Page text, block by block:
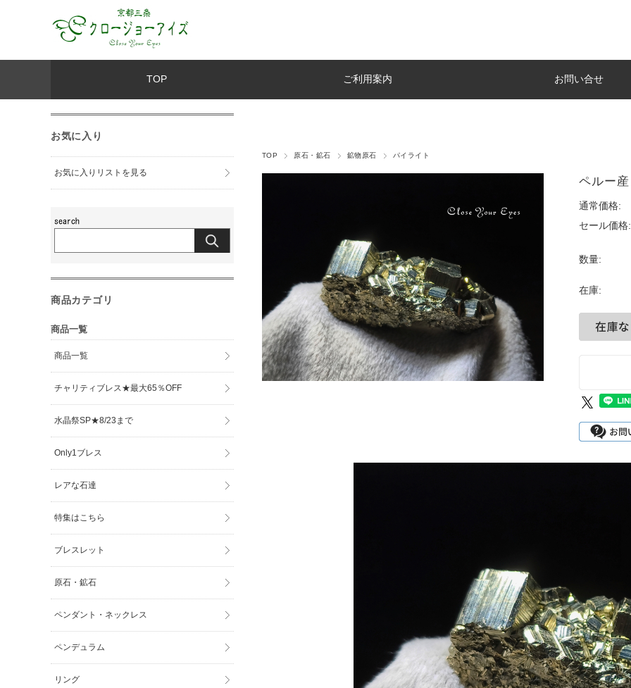
TOP ご利用案内 お問い合せ
TOP 原石・鉱石 鉱物原石 パイライト
ペルー
通常価格:
セール価格:
数量:
在庫:
お気に入り
お気に入りリストを見る
商品カテゴリ
商品一覧
商品一覧
チャリティブレス★最大65％OFF
水晶祭SP★8/23まで
Only1ブレス
レアな石達
特集はこちら
ブレスレット
原石・鉱石
ペンダント・ネックレス
ペンデュラム
リング